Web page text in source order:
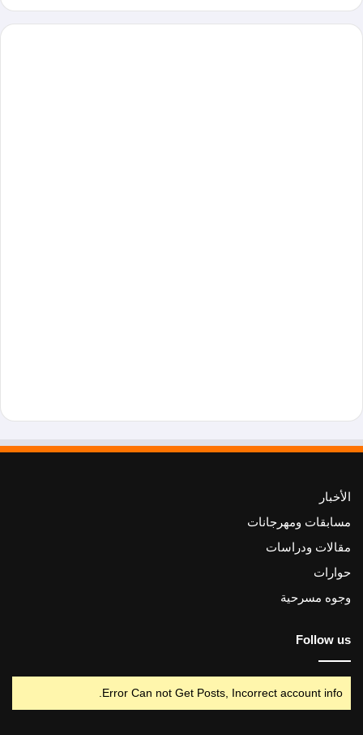
الأخبار
مسابقات ومهرجانات
مقالات ودراسات
حوارات
وجوه مسرحية
Follow us
Error Can not Get Posts, Incorrect account info.